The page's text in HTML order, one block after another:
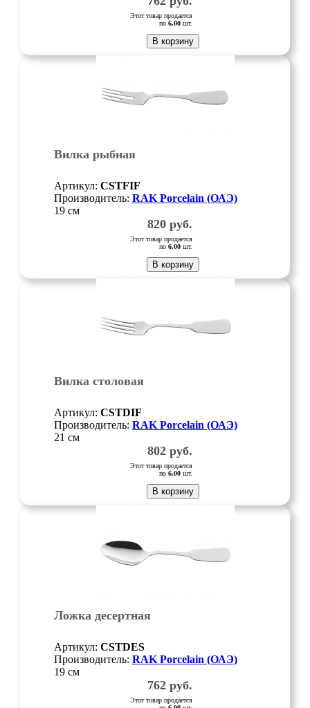
Этот товар продается
по 6.00шт.
В корзину
Вилка рыбная
Артикул: CSTFIF
Производитель: RAK Porcelain (ОАЭ)
19 см
820руб.
Этот товар продается
по 6.00шт.
В корзину
Вилка столовая
Артикул: CSTDIF
Производитель: RAK Porcelain (ОАЭ)
21 см
802руб.
Этот товар продается
по 6.00шт.
В корзину
Ложка десертная
Артикул: CSTDES
Производитель: RAK Porcelain (ОАЭ)
19 см
762руб.
Этот товар продается